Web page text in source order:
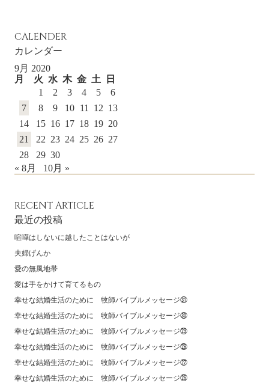
CALENDER
カレンダー
9月 2020
月
火 水 木 金 土
日
1
2 3 4 5
6
7
8 9 10 11 12 13
14
15 16 17 18 19 20
21
22 23 24 25 26 27
28
29 30
« 8月
10月 »
RECENT ARTICLE
最近の投稿
喧嘩はしないに越したことはないが
夫婦げんか
愛の無風地帯
愛は手をかけて育てるもの
幸せな結婚生活のために 牧師バイブルメッセージ㉛
幸せな結婚生活のために 牧師バイブルメッセージ㉚
幸せな結婚生活のために 牧師バイブルメッセージ㉙
幸せな結婚生活のために 牧師バイブルメッセージ㉘
幸せな結婚生活のために 牧師バイブルメッセージ㉗
幸せな結婚生活のために 牧師バイブルメッセージ㉖